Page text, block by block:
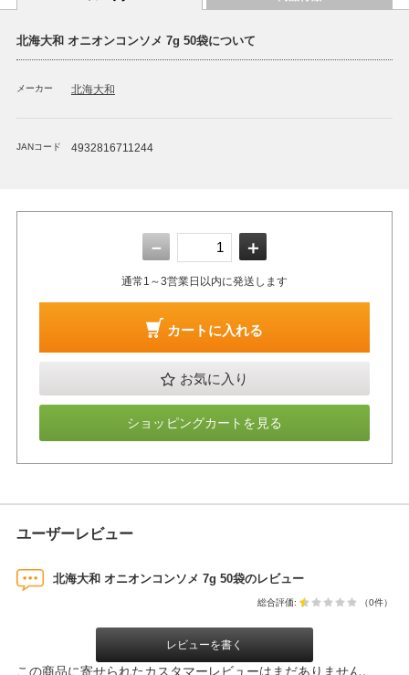
北海大和 オニオンコンソメ 7g 50袋について
メーカー 北海大和
JANコード 4932816711244
－ ＋
通常1～3営業日以内に発送します
カートに入れる
お気に入り
ショッピングカートを見る
ユーザーレビュー
北海大和 オニオンコンソメ 7g 50袋のレビュー
総合評価: （0件）
レビューを書く
この商品に寄せられたカスタマーレビューはまだありません。